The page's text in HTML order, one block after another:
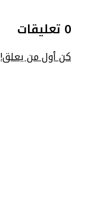
0 تعليقات
كن أول من يعلق!